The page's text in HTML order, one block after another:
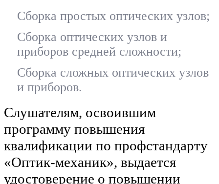
Сборка простых оптических узлов;
Сборка оптических узлов и
приборов средней сложности;
Сборка сложных оптических узлов
и приборов.
Слушателям, освоившим
программу повышения
квалификации по профстандарту
«Оптик-механик», выдается
удостоверение о повышении